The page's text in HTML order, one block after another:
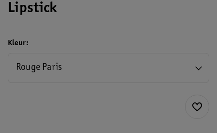
Lipstick
Kleur
Rouge Paris